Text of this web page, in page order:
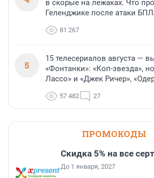
в скорые на лежаках. Что
Геленджике после атаки
81 267
5
15 телесериалов августа —
«Фонтанки»: «Коп-звезда»,
Лассо» и «Джек Ричер»,
57 482 27
ПРОМОКОДЫ
Скидка 5% на все
До 1 января, 2027